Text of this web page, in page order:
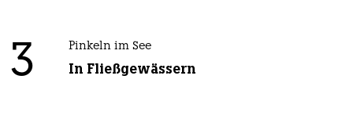
3 Pinkeln im See
In Fließgewässern